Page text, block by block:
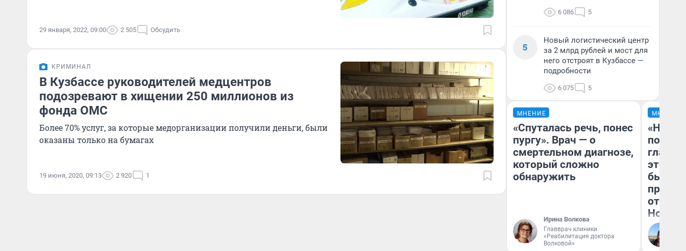
29 января, 2022, 09:00 2 505 Обсудить
КРИМИНАЛ
В Кузбассе руководителей медцентров
подозревают в хищении 250 миллионов из
фонда ОМС
Более 70% услуг, за которые медорганизации получили деньги, были
оказаны только на бумагах
19 июня, 2020, 09:13 2 920 1
6 086 5
5
Новый логистический центр
за 2 млрд рублей и мост для
него отстроят в Кузбассе —
подробности
6 075 5
МНЕНИЕ
«Спуталась речь, понес
пургу». Врач — о
смертельном диагнозе,
который сложно
обнаружить
Ирина Волкова
Главврач клиники
«Реабилитация доктора
Волковой»
МНЕНИЕ
этого
бьет
отзыв
Нолана